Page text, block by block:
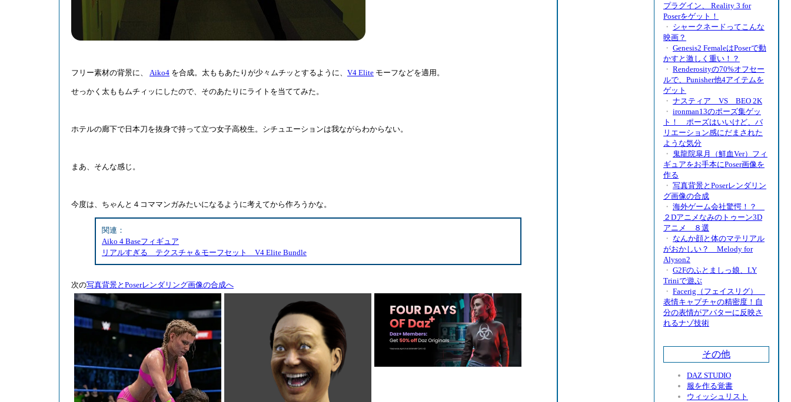
フリー素材の背景に、 Aiko4 を合成。太ももあたりが少々ムチッとするように、 V4 Elite モーフなどを適用。
せっかく太ももムチィッにしたので、そのあたりにライトを当ててみた。
ホテルの廊下で日本刀を抜身で持って立つ女子高校生。シチュエーションは我ながらわからない。
まあ、そんな感じ。
今度は、ちゃんと４コママンガみたいになるように考えてから作ろうかな。
関連：
Aiko 4 Baseフィギュア
リアルすぎる テクスチャ＆モーフセット V4 Elite Bundle
次の写真背景とPoserレンダリング画像の合成へ
プラグイン、 Reality 3 for
Poserをゲット！
・ シャークネードってこんな
映画？
・ Genesis2 FemaleはPoserで動
かすと激しく重い！？
・ Renderosityの70%オフセー
ルで、Punisher他4アイテムを
ゲット
・ ナスティア VS BEO 2K
・ ironman13のポーズ集ゲッ
ト！ ポーズはいいけど、バ
リエーション感にだまされた
ような気分
・
鬼龍院皐月（鮮血Ver）フィ
ギュアをお手本にPoser画像を
作る
・ 写真背景とPoserレンダリン
グ画像の合成
・ 海外ゲーム会社驚愕！？
２Dアニメなみのトゥーン3D
アニメ ８選
・ なんか顔と体のマテリアル
がおかしい？ Melody for
Alyson2
・ G2Fのふとましっ娘、LY
Triniで遊ぶ
・ Facerig（フェイスリグ）
表情キャプチャの精密度！自
分の表情がアバターに反映さ
れるナゾ技術
その他
DAZ STUDIO
服を作る覚書
ウィッシュリスト